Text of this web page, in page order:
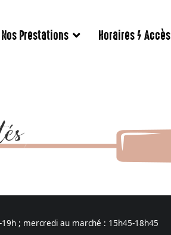
Nos Prestations Horaires / Accès
; mercredi au marché : 15h45-18h45